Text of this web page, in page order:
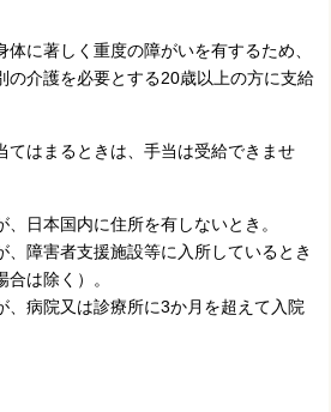
に著しく重度の障がいを有するため、
の介護を必要とする20歳以上の方に支給
てはまるときは、手当は受給できませ
、日本国内に住所を有しないとき。
、障害者支援施設等に入所しているとき
合は除く）。
、病院又は診療所に3か月を超えて入院